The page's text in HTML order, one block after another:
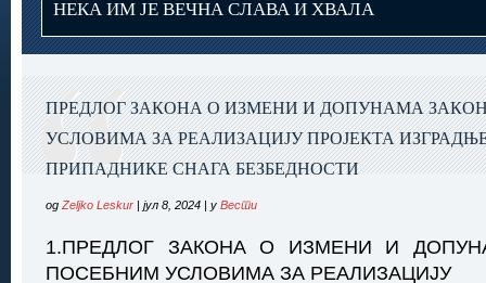
НЕКА ИМ ЈЕ ВЕЧНА СЛАВА И ХВАЛА
ПРЕДЛОГ ЗАКОНА О ИЗМЕНИ И ДОПУНАМА
УСЛОВИМА ЗА РЕАЛИЗАЦИЈУ ПРОЈЕКТА
ПРИПАДНИКЕ СНАГА БЕЗБЕДНОСТИ
од Zeljko Leskur | јул 8, 2024 | у Вести
1.ПРЕДЛОГ ЗАКОНА О ИЗМЕНИ И
ПОСЕБНИМ УСЛОВИМА ЗА РЕАЛИЗАЦИЈУ